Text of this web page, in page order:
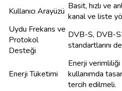
Kullanıcı Arayüzü Basit, hızlı ve
kanal ve liste
Uydu Frekans ve
Protokol
Desteği
DVB-S, DVB-
standartlarını
Enerji Tüketimi
Enerji
kullanımda
tercih edilmeli.